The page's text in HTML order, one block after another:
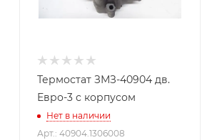
Термостат ЗМЗ-40904 дв.
Евро-3 с корпусом
Нет в наличии
Арт.: 40904.1306008